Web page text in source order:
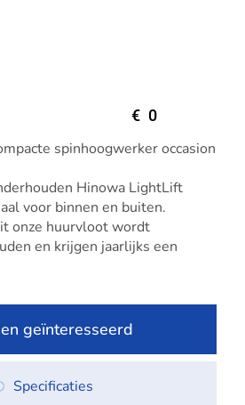
spinhoogwerker occasion
Hinowa LightLift
voor binnen en buiten.
onze huurvloot wordt
en krijgen jaarlijks een
geïnteresseerd
Specificaties
0
€